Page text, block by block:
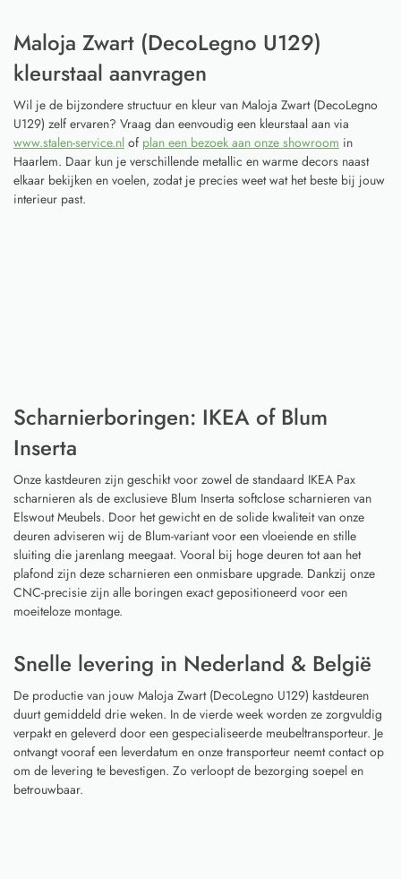
Maloja Zwart (DecoLegno U129)
kleurstaal aanvragen
Wil je de bijzondere structuur en kleur van Maloja Zwart (DecoLegno
U129) zelf ervaren? Vraag dan eenvoudig een kleurstaal aan via
www.stalen-service.nl of plan een bezoek aan onze showroom in
Haarlem. Daar kun je verschillende metallic en warme decors naast
elkaar bekijken en voelen, zodat je precies weet wat het beste bij jouw
interieur past.
Scharnierboringen: IKEA of Blum
Inserta
Onze kastdeuren zijn geschikt voor zowel de standaard IKEA Pax
scharnieren als de exclusieve Blum Inserta softclose scharnieren van
Elswout Meubels. Door het gewicht en de solide kwaliteit van onze
deuren adviseren wij de Blum-variant voor een vloeiende en stille
sluiting die jarenlang meegaat. Vooral bij hoge deuren tot aan het
plafond zijn deze scharnieren een onmisbare upgrade. Dankzij onze
CNC-precisie zijn alle boringen exact gepositioneerd voor een
moeiteloze montage.
Snelle levering in Nederland & België
De productie van jouw Maloja Zwart (DecoLegno U129) kastdeuren
duurt gemiddeld drie weken. In de vierde week worden ze zorgvuldig
verpakt en geleverd door een gespecialiseerde meubeltransporteur. Je
ontvangt vooraf een leverdatum en onze transporteur neemt contact op
om de levering te bevestigen. Zo verloopt de bezorging soepel en
betrouwbaar.